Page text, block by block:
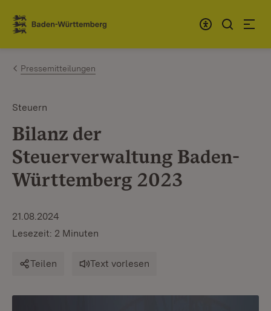
Zum Inhalt springen
Link zur Startseite
Pressemitteilungen
Steuern
Bilanz der
Steuerverwaltung Baden-
Württemberg 2023
21.08.2024
Lesezeit: 2 Minuten
Teilen Text vorlesen